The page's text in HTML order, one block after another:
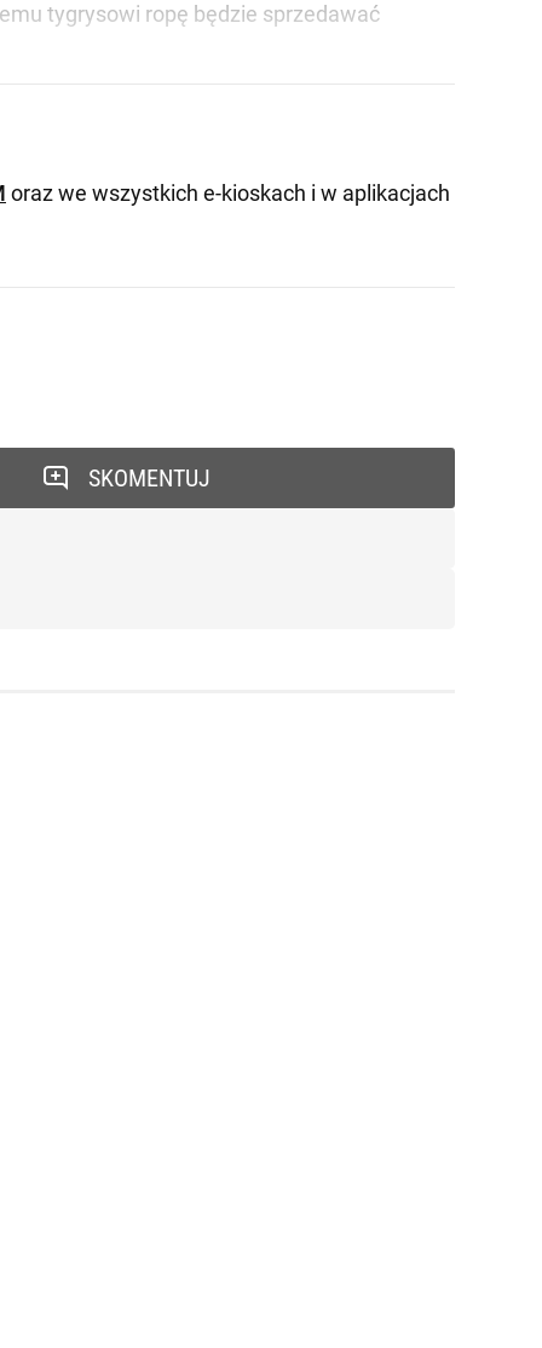
tygrysowi ropę będzie sprzedawać
oraz we wszystkich e-kioskach i w aplikacjach
SKOMENTUJ